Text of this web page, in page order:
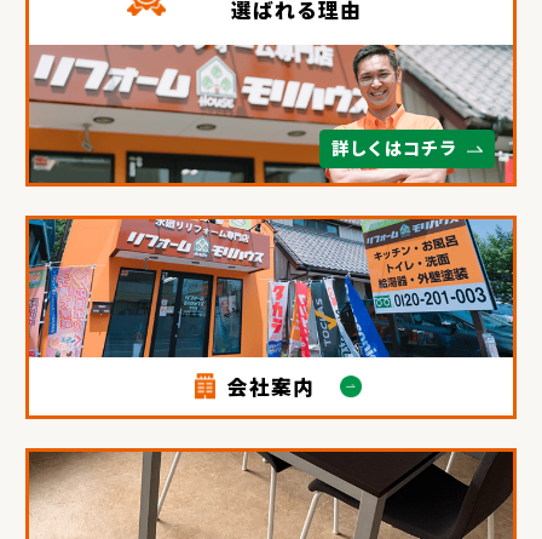
選ばれる理由
詳しくはコチラ
会社案内